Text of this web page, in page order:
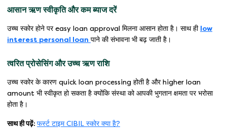
आसान ऋण स्वीकृति और कम ब्याज दरें
उच्च स्कोर होने पर easy loan approval मिलना आसान होता है। साथ ही low
interest personal loan पाने की संभावना भी बढ़ जाती है।
त्वरित प्रोसेसिंग और उच्च ऋण राशि
उच्च स्कोर के कारण quick loan processing होती है और higher loan
amount भी स्वीकृत हो सकता है क्योंकि संस्था को आपकी भुगतान क्षमता पर भरोसा
होता है।
साथ ही पढ़ें: फर्स्ट टाइम CIBIL स्कोर क्या है?